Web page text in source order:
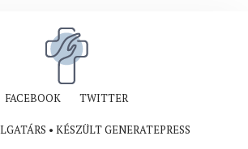
FACEBOOK TWITTER
• KÉSZÜLTGENERATEPRESS